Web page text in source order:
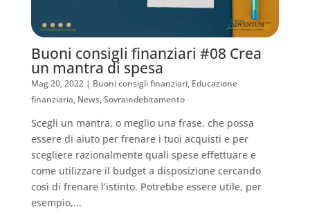
Buoni consigli finanziari #08 Crea
un mantra di spesa
Mag 20, 2022| Buoni consigli finanziari, Educazione
finanziaria, News,Sovraindebitamento
Scegli un mantra, o meglio una frase, che possa
essere di aiuto per frenare i tuoi acquisti e per
scegliere razionalmente quali spese effettuare e
come utilizzare il budget a disposizione cercando
così di frenare l’istinto. Potrebbe essere utile, per
esempio,...